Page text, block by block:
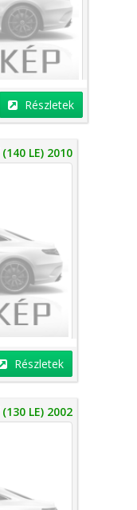
Részletek
(140 LE) 2010
Részletek
(130 LE) 2002